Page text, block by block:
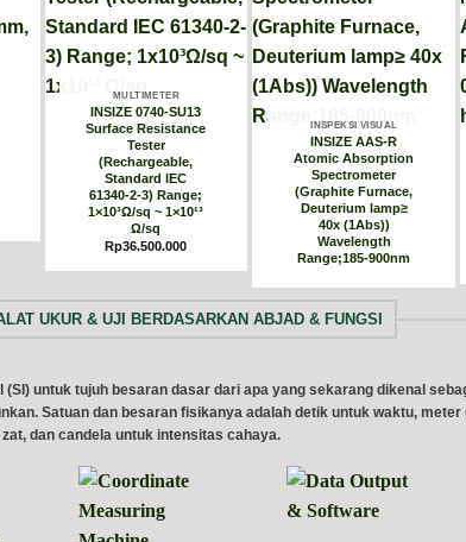
MULTIMETER
INSIZE 0740-SU13
Surface Resistance
Tester
(Rechargeable,
Standard IEC
61340-2-3) Range;
1×10³Ω/sq ~ 1×10¹³
Ω/sq
Rp36.500.000
INSPEKSI VISUAL
INSIZE AAS-R
Atomic Absorption
Spectrometer
(Graphite Furnace,
Deuterium lamp≥
40x (1Abs))
Wavelength
Range;185-900nm
UKUR & UJI BERDASARKAN ABJAD & FUNGSI
untuk tujuh besaran dasar dari apa yang sekarang dikenal
Satuan dan besaran fisikanya adalah detik untuk waktu,
dan candela untuk intensitas cahaya.